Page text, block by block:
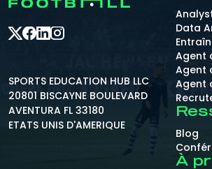
SPORTS EDUCATION HUB LLC
20801 BISCAYNE BOULEVARD
AVENTURA FL 33180
ETATS UNIS D'AMERIQUE
Data
Agent
Agent
Agent
Blog
À